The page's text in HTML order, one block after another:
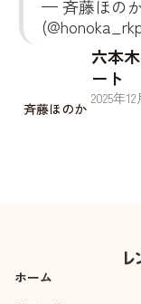
— 斉藤ほのか
斉藤ほのか
六本
ート
2025年12
ホーム